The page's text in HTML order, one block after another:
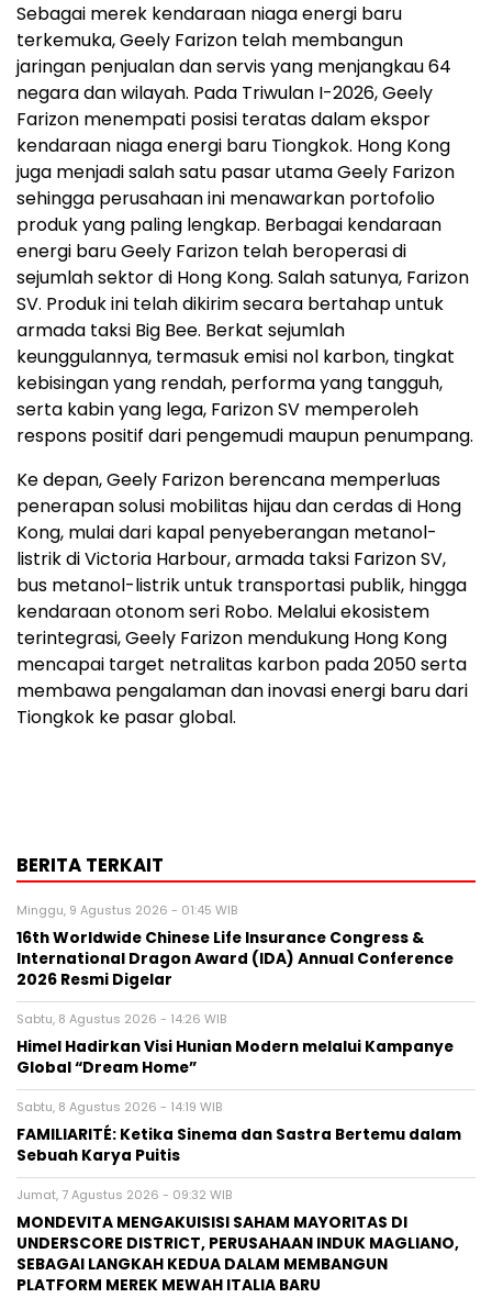
Sebagai merek kendaraan niaga energi baru
terkemuka, Geely Farizon telah membangun
jaringan penjualan dan servis yang menjangkau 64
negara dan wilayah. Pada Triwulan I-2026, Geely
Farizon menempati posisi teratas dalam ekspor
kendaraan niaga energi baru Tiongkok. Hong Kong
juga menjadi salah satu pasar utama Geely Farizon
sehingga perusahaan ini menawarkan portofolio
produk yang paling lengkap. Berbagai kendaraan
energi baru Geely Farizon telah beroperasi di
sejumlah sektor di Hong Kong. Salah satunya, Farizon
SV. Produk ini telah dikirim secara bertahap untuk
armada taksi Big Bee. Berkat sejumlah
keunggulannya, termasuk emisi nol karbon, tingkat
kebisingan yang rendah, performa yang tangguh,
serta kabin yang lega, Farizon SV memperoleh
respons positif dari pengemudi maupun penumpang.
Ke depan, Geely Farizon berencana memperluas
penerapan solusi mobilitas hijau dan cerdas di Hong
Kong, mulai dari kapal penyeberangan metanol-
listrik di Victoria Harbour, armada taksi Farizon SV,
bus metanol-listrik untuk transportasi publik, hingga
kendaraan otonom seri Robo. Melalui ekosistem
terintegrasi, Geely Farizon mendukung Hong Kong
mencapai target netralitas karbon pada 2050 serta
membawa pengalaman dan inovasi energi baru dari
Tiongkok ke pasar global.
BERITA TERKAIT
Minggu, 9 Agustus 2026 - 01:45 WIB
16th Worldwide Chinese Life Insurance Congress &
International Dragon Award (IDA) Annual Conference
2026 Resmi Digelar
Sabtu, 8 Agustus 2026 - 14:26 WIB
Himel Hadirkan Visi Hunian Modern melalui Kampanye
Global “Dream Home”
Sabtu, 8 Agustus 2026 - 14:19 WIB
FAMILIARITÉ: Ketika Sinema dan Sastra Bertemu dalam
Sebuah Karya Puitis
Jumat, 7 Agustus 2026 - 09:32 WIB
MONDEVITA MENGAKUISISI SAHAM MAYORITAS DI
UNDERSCORE DISTRICT, PERUSAHAAN INDUK MAGLIANO,
SEBAGAI LANGKAH KEDUA DALAM MEMBANGUN
PLATFORM MEREK MEWAH ITALIA BARU